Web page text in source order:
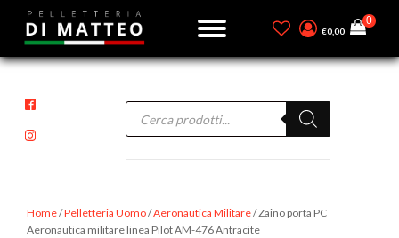
€0,00
Products
Home/Pelletteria Uomo/Aeronautica Militare/ Zaino porta PC
Aeronautica militare linea Pilot AM-476 Antracite